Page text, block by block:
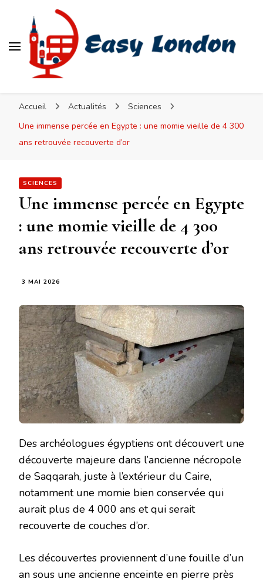
Accueil Actualités
Sciences
Une immense percée en Egypte : une momie vieille de 4 300
ans retrouvée recouverte d’or
SCIENCES
Une immense percée en Egypte
: une momie vieille de 4 300
ans retrouvée recouverte d’or
3 MAI 2026
Des archéologues égyptiens ont découvert une
découverte majeure dans l’ancienne nécropole
de Saqqarah, juste à l’extérieur du Caire,
notamment une momie bien conservée qui
aurait plus de 4 000 ans et qui serait
recouverte de couches d’or.
Les découvertes proviennent d’une fouille d’un
an sous une ancienne enceinte en pierre près